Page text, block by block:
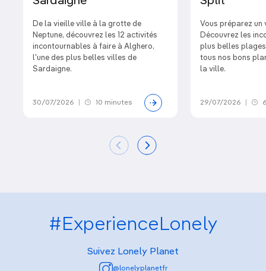
De la vieille ville à la grotte de
Neptune, découvrez les 12 activités
incontournables à faire à Alghero,
l'une des plus belles villes de
Sardaigne.
30/07/2026 10 minutes
Vous préparez un
Découvrez les
plus belles
tous nos bons
la ville.
29/07/2026
#ExperienceLonely
Suivez Lonely Planet
@lonelyplanetfr